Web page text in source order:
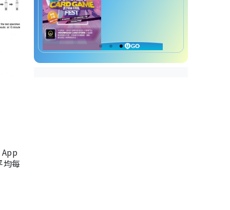
均每